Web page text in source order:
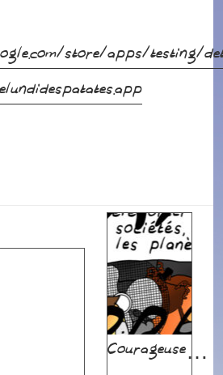
store/apps/testing/
Courageuse…